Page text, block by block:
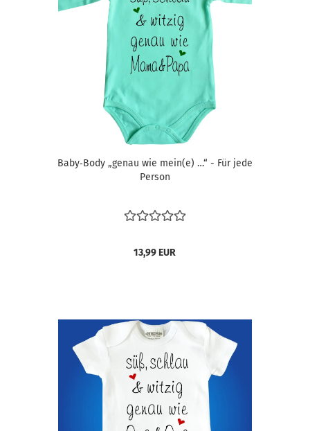
Baby‑Body „genau wie mein(e) …“ - Für jede
Person
13,99 EUR